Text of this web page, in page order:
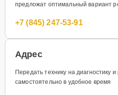
предложат оптимальный вариант
+7 (845) 247-53-91
Адрес
Передать технику на диагностику
самостоятельно в удобное время